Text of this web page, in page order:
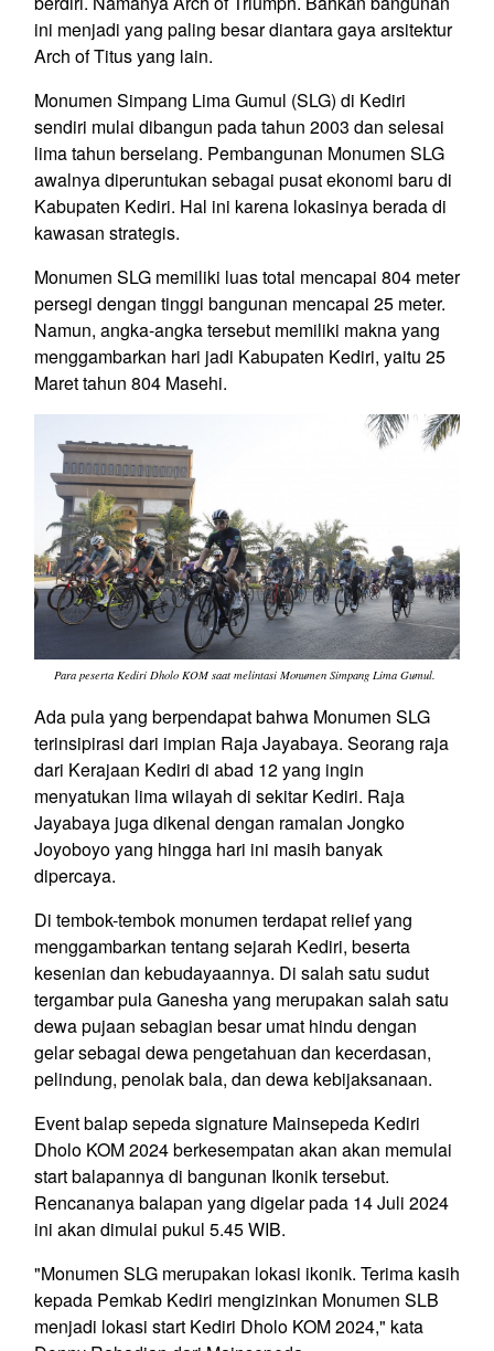
ini menjadi yang paling besar diantara gaya arsitektur
Arch of Titus yang lain.
Monumen Simpang Lima Gumul (SLG) di Kediri
sendiri mulai dibangun pada tahun 2003 dan selesai
lima tahun berselang. Pembangunan Monumen SLG
awalnya diperuntukan sebagai pusat ekonomi baru di
Kabupaten Kediri. Hal ini karena lokasinya berada di
kawasan strategis.
Monumen SLG memiliki luas total mencapai 804 meter
persegi dengan tinggi bangunan mencapai 25 meter.
Namun, angka-angka tersebut memiliki makna yang
menggambarkan hari jadi Kabupaten Kediri, yaitu 25
Maret tahun 804 Masehi.
Para peserta Kediri Dholo KOM saat melintasi Monumen Simpang Lima Gumul.
Ada pula yang berpendapat bahwa Monumen SLG
terinsipirasi dari impian Raja Jayabaya. Seorang raja
dari Kerajaan Kediri di abad 12 yang ingin
menyatukan lima wilayah di sekitar Kediri. Raja
Jayabaya juga dikenal dengan ramalan Jongko
Joyoboyo yang hingga hari ini masih banyak
dipercaya.
Di tembok-tembok monumen terdapat relief yang
menggambarkan tentang sejarah Kediri, beserta
kesenian dan kebudayaannya. Di salah satu sudut
tergambar pula Ganesha yang merupakan salah satu
dewa pujaan sebagian besar umat hindu dengan
gelar sebagai dewa pengetahuan dan kecerdasan,
pelindung, penolak bala, dan dewa kebijaksanaan.
Event balap sepeda signature Mainsepeda Kediri
Dholo KOM 2024 berkesempatan akan akan memulai
start balapannya di bangunan Ikonik tersebut.
Rencananya balapan yang digelar pada 14 Juli 2024
ini akan dimulai pukul 5.45 WIB.
"Monumen SLG merupakan lokasi ikonik. Terima kasih
kepada Pemkab Kediri mengizinkan Monumen SLB
menjadi lokasi start Kediri Dholo KOM 2024," kata